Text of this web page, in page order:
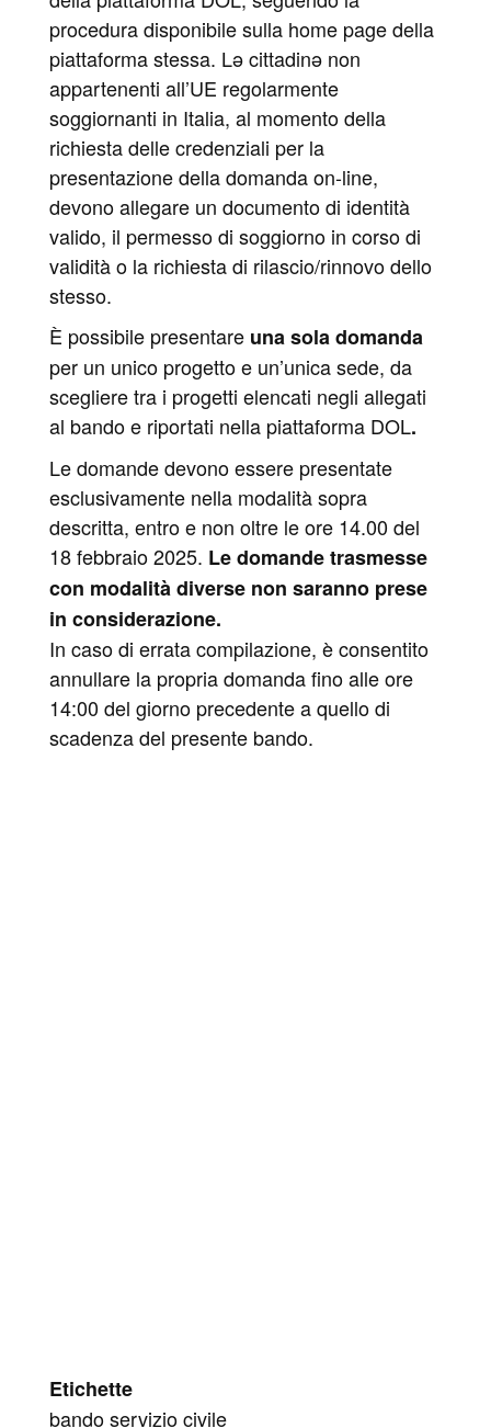
procedura disponibile sulla home page della
piattaforma stessa. Lə cittadinə non
appartenenti all’UE regolarmente
soggiornanti in Italia, al momento della
richiesta delle credenziali per la
presentazione della domanda on-line,
devono allegare un documento di identità
valido, il permesso di soggiorno in corso di
validità o la richiesta di rilascio/rinnovo dello
stesso.
È possibile presentare una sola domanda
per un unico progetto e un’unica sede, da
scegliere tra i progetti elencati negli allegati
al bando e riportati nella piattaforma DOL.
Le domande devono essere presentate
esclusivamente nella modalità sopra
descritta, entro e non oltre le ore 14.00 del
18 febbraio 2025. Le domande trasmesse
con modalità diverse non saranno prese
in considerazione.
In caso di errata compilazione, è consentito
annullare la propria domanda fino alle ore
14:00 del giorno precedente a quello di
scadenza del presente bando.
Etichette
bando servizio civile